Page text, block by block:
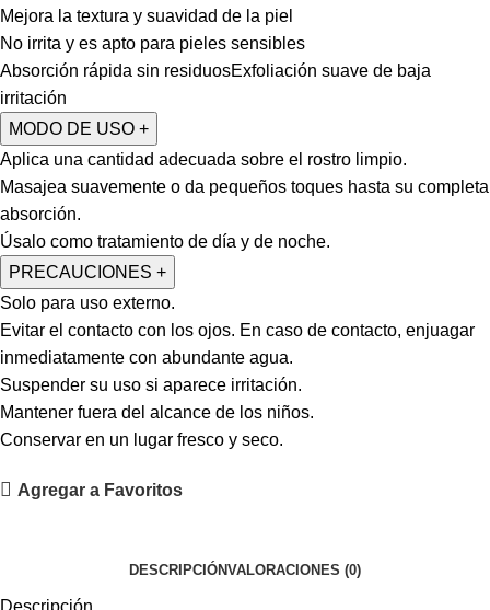
Mejora la textura y suavidad de la piel
No irrita y es apto para pieles sensibles
Absorción rápida sin residuosExfoliación suave de baja
irritación
MODO DE USO +
Aplica una cantidad adecuada sobre el rostro limpio.
Masajea suavemente o da pequeños toques hasta su completa
absorción.
Úsalo como tratamiento de día y de noche.
PRECAUCIONES +
Solo para uso externo.
Evitar el contacto con los ojos. En caso de contacto, enjuagar
inmediatamente con abundante agua.
Suspender su uso si aparece irritación.
Mantener fuera del alcance de los niños.
Conservar en un lugar fresco y seco.
Agregar a Favoritos
DESCRIPCIÓNVALORACIONES (0)
Descripción